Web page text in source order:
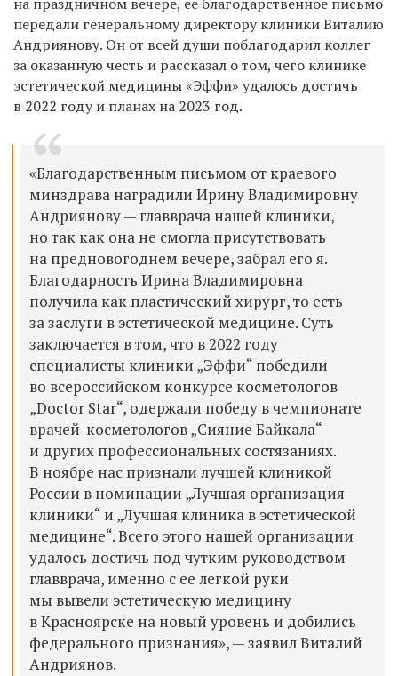
передали генеральному директору клиники Виталию
Андриянову. Он от всей души поблагодарил коллег
за оказанную честь и рассказал о том, чего клинике
эстетической медицины «Эффи» удалось достичь
в 2022 году и планах на 2023 год.
«Благодарственным письмом от краевого
минздрава наградили Ирину Владимировну
Андриянову — главврача нашей клиники,
но так как она не смогла присутствовать
на предновогоднем вечере, забрал его я.
Благодарность Ирина Владимировна
получила как пластический хирург, то есть
за заслуги в эстетической медицине. Суть
заключается в том, что в 2022 году
специалисты клиники „Эффи“ победили
во всероссийском конкурсе косметологов
„Doctor Star“, одержали победу в чемпионате
врачей-косметологов „Сияние Байкала“
и других профессиональных состязаниях.
В ноябре нас признали лучшей клиникой
России в номинации „Лучшая организация
клиники“ и „Лучшая клиника в эстетической
медицине“. Всего этого нашей организации
удалось достичь под чутким руководством
главврача, именно с ее легкой руки
мы вывели эстетическую медицину
в Красноярске на новый уровень и добились
федерального признания», — заявил Виталий
Андриянов.